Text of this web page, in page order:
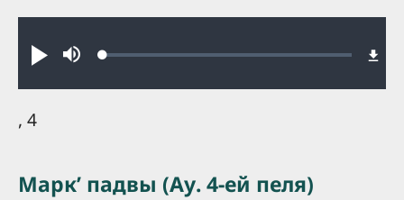
Play MuteLoaded:
, 4
Маркʼ падвы (Ау. 4-ей пеля)